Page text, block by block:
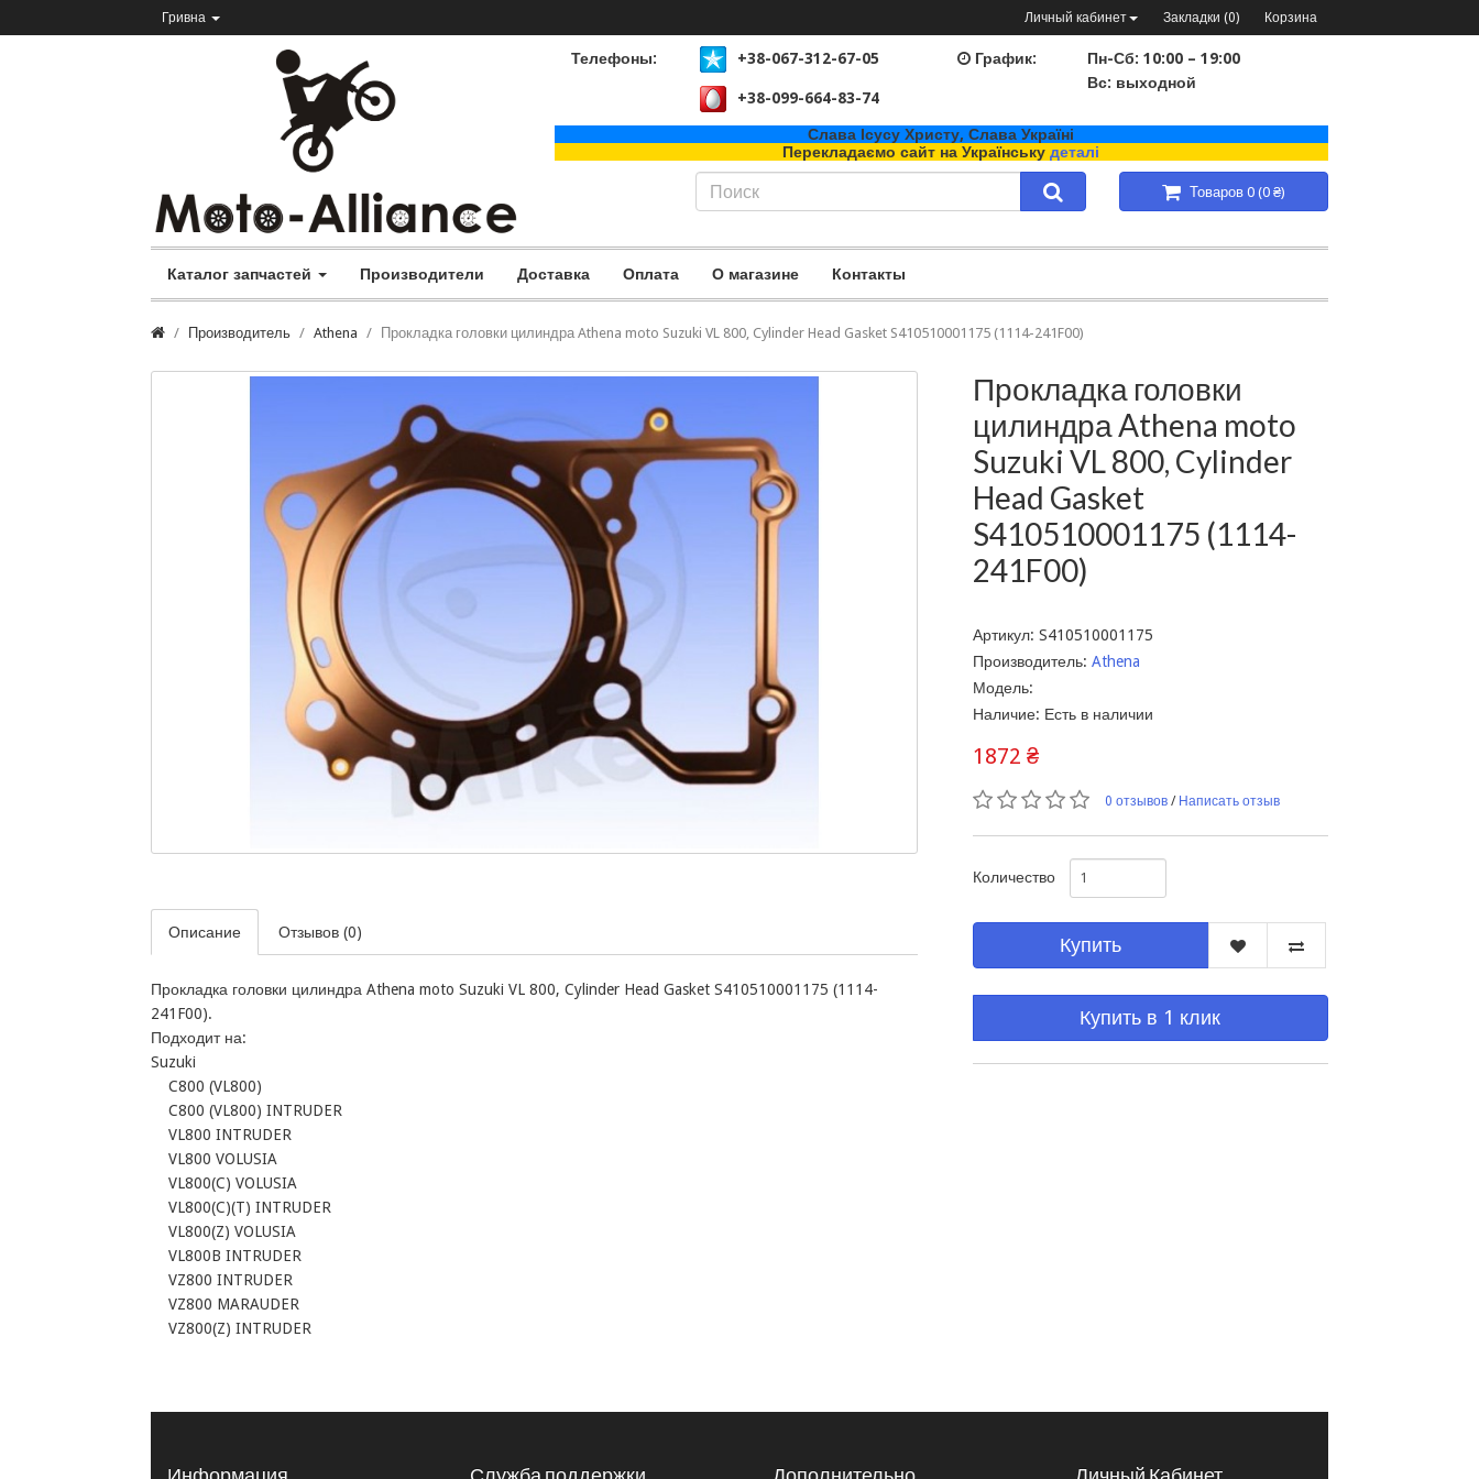
Гривна Личный кабинет Закладки (0) Корзина
Телефоны: +38-067-312-67-05
+38-099-664-83-74
График:
Пн-Сб: 10:00 – 19:00
Вс: выходной
Слава Ісусу Христу, Слава Україні
Перекладаємо сайт на Українськудеталі
Товаров 0 (0 ₴)
Каталог запчастей Производители Доставка Оплата О магазине Контакты
Производитель Athena Прокладка головки цилиндра Athena moto Suzuki VL 800, Cylinder Head Gasket S410510001175 (1114-241F00)
Описание Отзывов (0)
Прокладка головки цилиндра Athena moto Suzuki VL 800, Cylinder Head Gasket S410510001175 (1114-
241F00).
Подходит на:
Suzuki
    VZ800(Z) INTRUDER
Прокладка головки
цилиндра Athena moto
Suzuki VL 800, Cylinder
Head Gasket
S410510001175 (1114-
241F00)
Артикул: S410510001175
Производитель: Athena
Модель:
Наличие: Есть в наличии
1872 ₴
0 отзывов/ Написать отзыв
Количество
Купить
Купить в 1 клик